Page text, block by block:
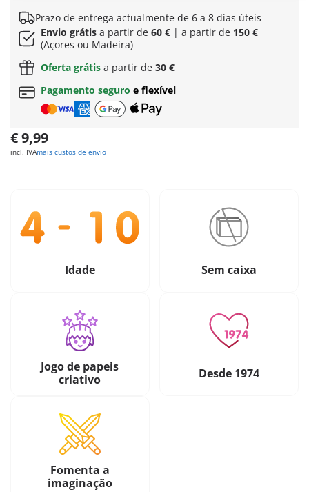
Prazo de entrega actualmente de 6 a 8 dias úteis
Envio grátis a partir de 60 € | a partir de 150 €
(Açores ou Madeira)
Oferta grátis a partir de 30 €
Pagamento seguro e flexível
€ 9,99
incl. IVAmais custos de envio
Idade Sem caixa
Jogo de papeis
criativo
Desde 1974
Fomenta a
imaginação